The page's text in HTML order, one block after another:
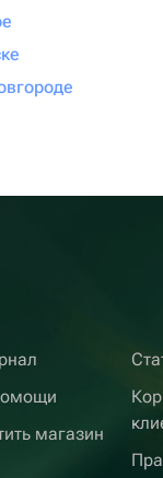
магазин